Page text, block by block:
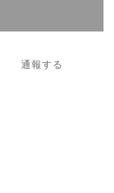
通報する